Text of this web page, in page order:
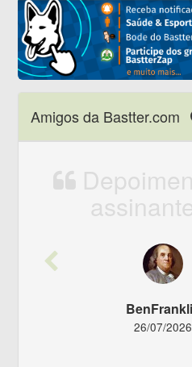
Amigos da Bastter.com
Previous
26/07/2026